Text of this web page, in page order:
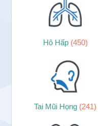
Hô Hấp (450)
Tai Mũi Họng (241)